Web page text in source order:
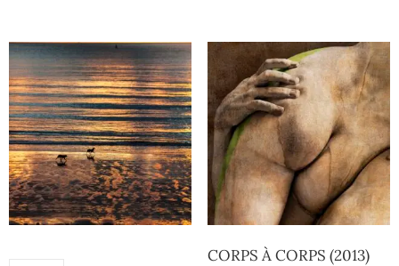
CORPS À CORPS (2013)